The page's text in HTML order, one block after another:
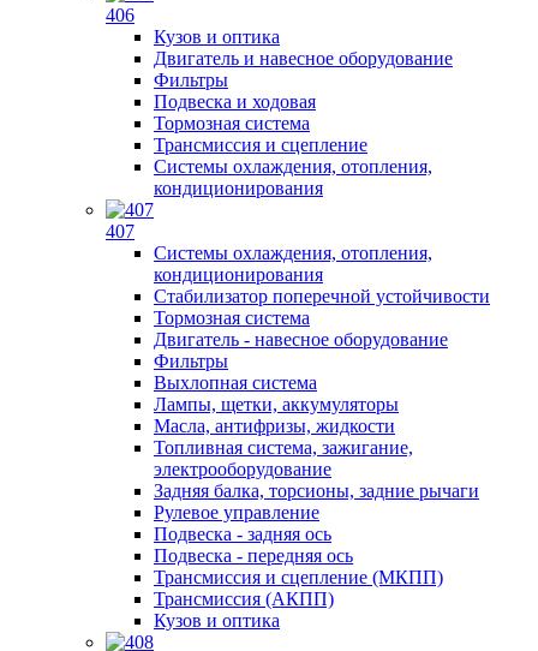
406
Кузов и оптика
Двигатель и навесное оборудование
Фильтры
Подвеска и ходовая
Тормозная система
Трансмиссия и сцепление
Системы охлаждения, отопления,
кондиционирования
407
Системы охлаждения, отопления,
кондиционирования
Стабилизатор поперечной устойчивости
Тормозная система
Двигатель - навесное оборудование
Фильтры
Выхлопная система
Лампы, щетки, аккумуляторы
Масла, антифризы, жидкости
Топливная система, зажигание,
электрооборудование
Задняя балка, торсионы, задние рычаги
Рулевое управление
Подвеска - задняя ось
Подвеска - передняя ось
Трансмиссия и сцепление (МКПП)
Трансмиссия (АКПП)
Кузов и оптика